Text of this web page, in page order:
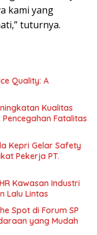
kami yang
tuturnya.
Quality: A
Kualitas
Fatalitas
Kepri Gelar Safety
Pekerja PT.
Kawasan Industri
Lalu Lintas
Spot di Forum SP
yang Mudah